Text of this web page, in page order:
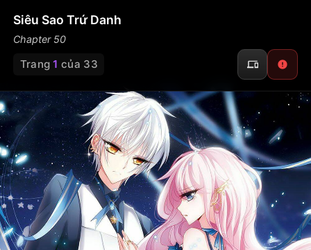
Siêu Sao Trứ Danh
Chapter 50
Trang1 của 33